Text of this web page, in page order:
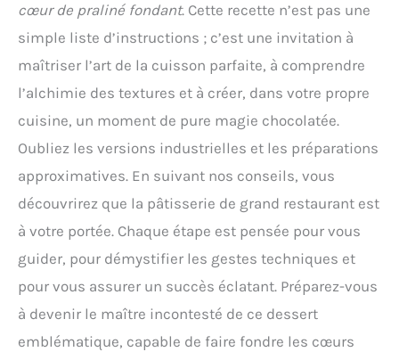
cœur de praliné fondant. Cette recette n’est pas une
simple liste d’instructions ; c’est une invitation à
maîtriser l’art de la cuisson parfaite, à comprendre
l’alchimie des textures et à créer, dans votre propre
cuisine, un moment de pure magie chocolatée.
Oubliez les versions industrielles et les préparations
approximatives. En suivant nos conseils, vous
découvrirez que la pâtisserie de grand restaurant est
à votre portée. Chaque étape est pensée pour vous
guider, pour démystifier les gestes techniques et
pour vous assurer un succès éclatant. Préparez-vous
à devenir le maître incontesté de ce dessert
emblématique, capable de faire fondre les cœurs